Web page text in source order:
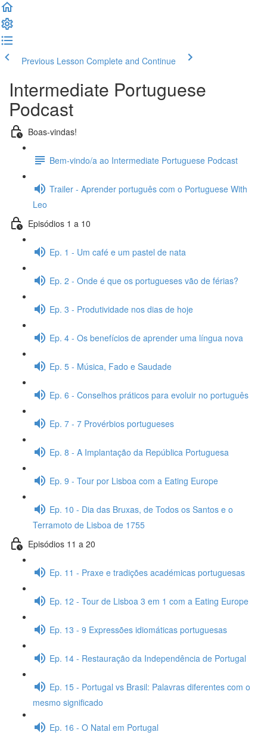
Previous Lesson Complete and Continue
Intermediate Portuguese
Podcast
Boas-vindas!
Bem-vindo/a ao Intermediate Portuguese Podcast
Trailer - Aprender português com o Portuguese With
Leo
Episódios 1 a 10
Ep. 1 - Um café e um pastel de nata
Ep. 2 - Onde é que os portugueses vão de férias?
Ep. 3 - Produtividade nos dias de hoje
Ep. 4 - Os benefícios de aprender uma língua nova
Ep. 5 - Música, Fado e Saudade
Ep. 6 - Conselhos práticos para evoluir no português
Ep. 7 - 7 Provérbios portugueses
Ep. 8 - A Implantação da República Portuguesa
Ep. 9 - Tour por Lisboa com a Eating Europe
Ep. 10 - Dia das Bruxas, de Todos os Santos e o
Terramoto de Lisboa de 1755
Episódios 11 a 20
Ep. 11 - Praxe e tradições académicas portuguesas
Ep. 12 - Tour de Lisboa 3 em 1 com a Eating Europe
Ep. 13 - 9 Expressões idiomáticas portuguesas
Ep. 14 - Restauração da Independência de Portugal
Ep. 15 - Portugal vs Brasil: Palavras diferentes com o
mesmo significado
Ep. 16 - O Natal em Portugal